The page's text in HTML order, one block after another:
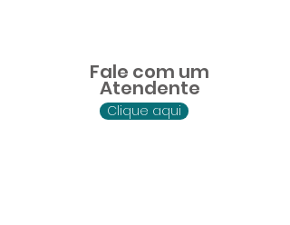
Fale com um
Atendente
Clique aqui